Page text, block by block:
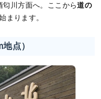
川方面へ。ここから道の
まります。
点）